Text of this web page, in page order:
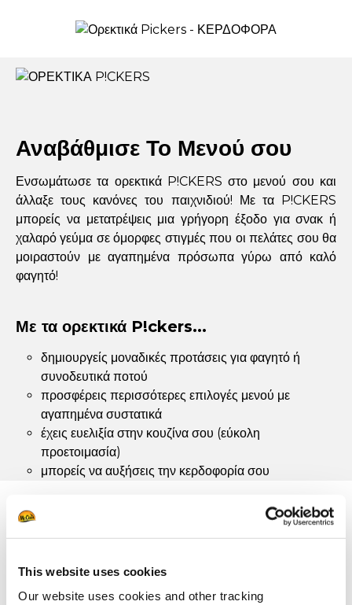
This website uses cookies
Our website uses cookies and other tracking
Αναβάθμισε Το Μενού σου
Ενσωμάτωσε τα ορεκτικά P!CKERS στο μενού σου και
άλλαξε τους κανόνες του παιχνιδιού! Με τα P!CKERS
μπορείς να μετατρέψεις μια γρήγορη έξοδο για σνακ ή
χαλαρό γεύμα σε όμορφες στιγμές που οι πελάτες σου θα
μοιραστούν με αγαπημένα πρόσωπα γύρω από καλό
φαγητό!
Με τα ορεκτικά P!ckers...
δημιουργείς μοναδικές προτάσεις για φαγητό ή
συνοδευτικά ποτού
προσφέρεις περισσότερες επιλογές μενού με
αγαπημένα συστατικά
έχεις ευελιξία στην κουζίνα σου (εύκολη
προετοιμασία)
μπορείς να αυξήσεις την κερδοφορία σου
Πολλαπλές χρήσεις στο
μενού...